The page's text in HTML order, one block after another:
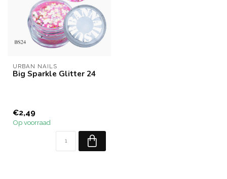
URBAN NAILS
Big Sparkle Glitter 24
€2,49
Op voorraad